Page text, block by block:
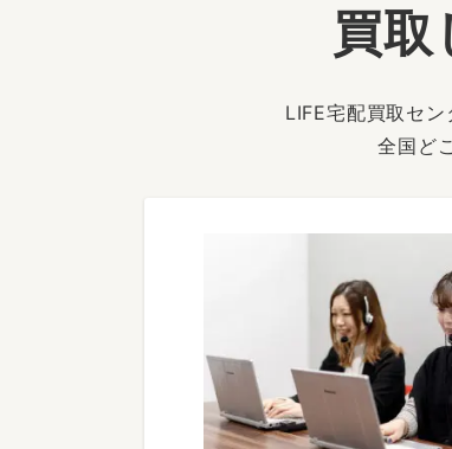
買
LIFE宅配買取セ
全国ど